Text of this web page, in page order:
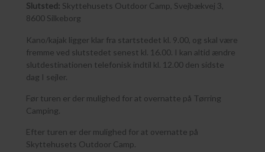
Slutsted: Skyttehusets Outdoor Camp, Svejbækvej 3,
8600 Silkeborg
Kano/kajak ligger klar fra startstedet kl. 9.00, og skal være
fremme ved slutstedet senest kl. 16.00. I kan altid ændre
slutdestinationen telefonisk indtil kl. 12.00 den sidste
dag I sejler.
Før turen er der mulighed for at overnatte på Tørring
Camping.
Efter turen er der mulighed for at overnatte på
Skyttehusets Outdoor Camp.